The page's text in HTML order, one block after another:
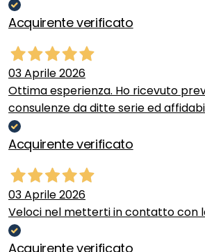
Acquirente verificato
03 Aprile 2026
Ottima esperienza. Ho ricevuto
consulenze da ditte serie ed
Acquirente verificato
03 Aprile 2026
Veloci nel metterti in contatto con
Acquirente verificato